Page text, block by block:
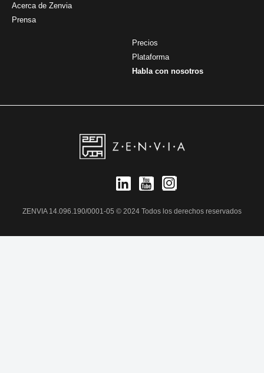
Acerca de Zenvia
Prensa
Precios
Plataforma
Habla con nosotros
ZENVIA 14.096.190/0001-05 © 2024 Todos los derechos reservados